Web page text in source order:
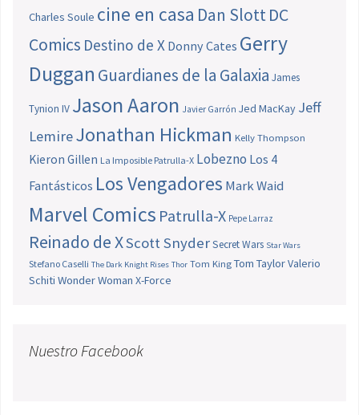
Charles Soule cine en casa Dan SlottDC
Comics Destino de X Donny Cates Gerry
Duggan Guardianes de la Galaxia James
Tynion IV Jason Aaron Javier Garrón Jed MacKay Jeff
LemireJonathan Hickman Kelly Thompson
Kieron Gillen La Imposible Patrulla-X Lobezno Los 4
Fantásticos Los Vengadores Mark Waid
Marvel Comics Patrulla-X Pepe Larraz
Reinado de XScott SnyderSecret Wars Star Wars
Stefano Caselli The Dark Knight Rises Thor Tom King Tom TaylorValerio
Schiti Wonder Woman X-Force
Nuestro Facebook